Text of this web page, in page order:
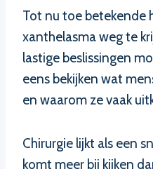
Tot nu toe betekende
xanthelasma weg te
lastige beslissingen
eens bekijken wat
en waarom ze vaak
Chirurgie lijkt als een
komt meer bij kijken